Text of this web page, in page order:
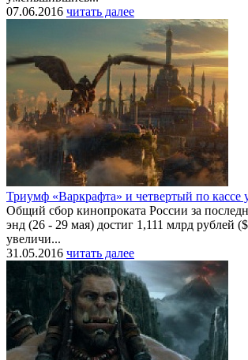
07.06.2016 читать далее
Триумф «Варкрафта» и четвертый по кассе
Общий сбор кинопроката России за
энд (26 - 29 мая) достиг 1,111 млрд рублей
увеличи...
31.05.2016 читать далее